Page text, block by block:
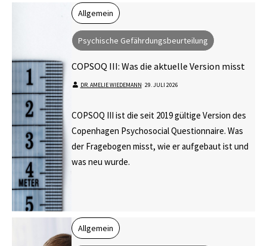
Allgemein
Psychische Gefährdungsbeurteilung
COPSOQ III: Was die aktuelle Version misst
DR. AMELIE WIEDEMANN⋅ 29. JULI 2026
COPSOQ III ist die seit 2019 gültige Version des
Copenhagen Psychosocial Questionnaire. Was
der Fragebogen misst, wie er aufgebaut ist und
was neu wurde.
Allgemein